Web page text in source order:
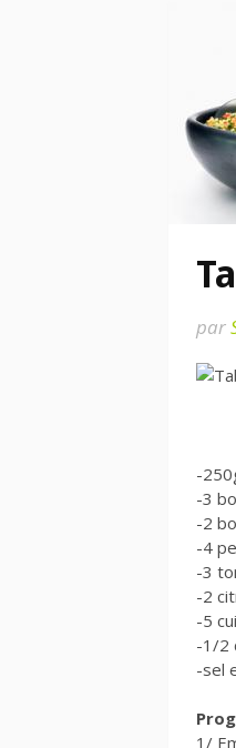
par
-
-3
-2
-4
-3
-2
-5
-1/2
-sel
1/